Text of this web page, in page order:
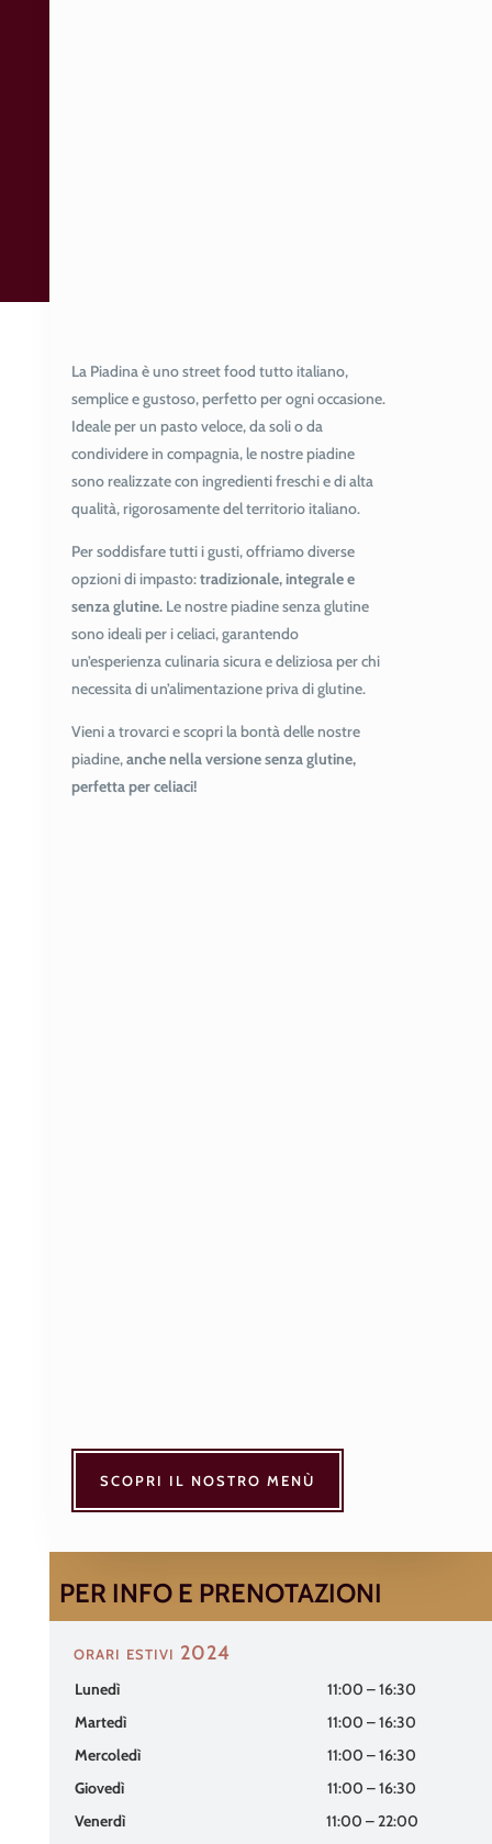
La Piadina è uno street food tutto italiano,
semplice e gustoso, perfetto per ogni occasione.
Ideale per un pasto veloce, da soli o da
condividere in compagnia, le nostre piadine
sono realizzate con ingredienti freschi e di alta
qualità, rigorosamente del territorio italiano.
Per soddisfare tutti i gusti, offriamo diverse
opzioni di impasto:tradizionale, integrale e
senza glutine.Le nostre piadine senza glutine
sono ideali per i celiaci, garantendo
un’esperienza culinaria sicura e deliziosa per chi
necessita di un’alimentazione priva di glutine.
Vieni a trovarci e scopri la bontà delle nostre
piadine,anche nella versione senza glutine,
perfetta per celiaci!
SCOPRI IL NOSTRO MENÙ
PER INFO E PRENOTAZIONI
orari estivi 2024
Lunedì
11:00 – 16:30
Martedì
11:00 – 16:30
Mercoledì
11:00 – 16:30
Giovedì
11:00 – 16:30
Venerdì
11:00 – 22:00